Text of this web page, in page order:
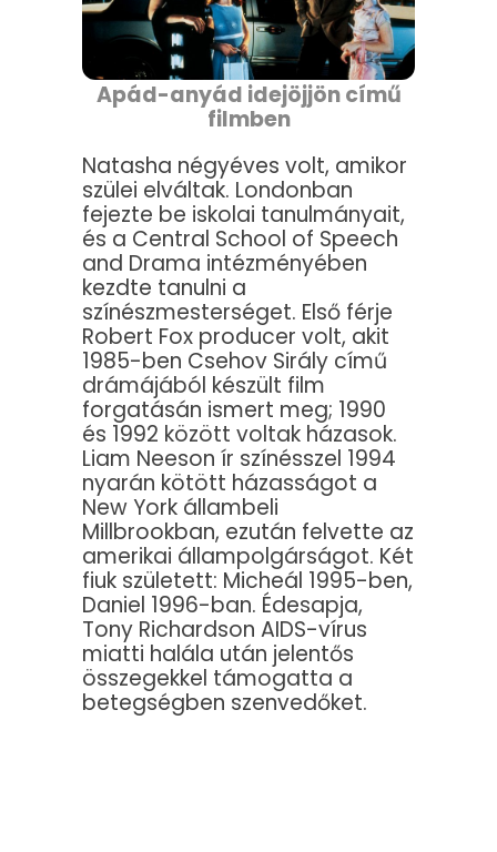
Apád-anyád idejöjjön című
filmben
Natasha négyéves volt, amikor
szülei elváltak. Londonban
fejezte be iskolai tanulmányait,
és a Central School of Speech
and Drama intézményében
kezdte tanulni a
színészmesterséget. Első férje
Robert Fox producer volt, akit
1985-ben Csehov Sirály című
drámájából készült film
forgatásán ismert meg; 1990
és 1992 között voltak házasok.
Liam Neeson ír színésszel 1994
nyarán kötött házasságot a
New York állambeli
Millbrookban, ezután felvette az
amerikai állampolgárságot. Két
fiuk született: Micheál 1995-ben,
Daniel 1996-ban. Édesapja,
Tony Richardson AIDS-vírus
miatti halála után jelentős
összegekkel támogatta a
betegségben szenvedőket.